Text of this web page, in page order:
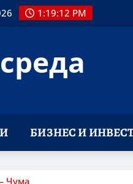
1:19:13 PM
БИЗНЕС И
Чума